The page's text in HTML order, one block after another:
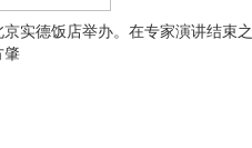
实德饭店举办。在专家演讲结束之
肇